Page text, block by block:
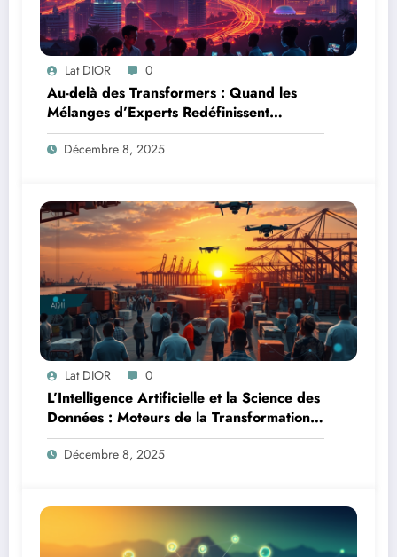
Lat DIOR 0
Au-delà des Transformers : Quand les
Mélanges d’Experts Redéfinissent
l’Efficacité de l’IA
Décembre 8, 2025
Lat DIOR 0
L’Intelligence Artificielle et la Science des
Données : Moteurs de la Transformation
Logistique et Infrastructures en Afrique
Décembre 8, 2025